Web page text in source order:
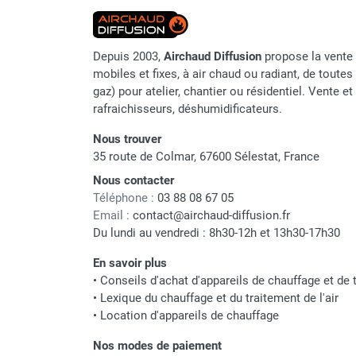
Chauffage électrique infrarouge
Chauffage mobile au fioul et GNR
Chauffage fioul soufflant avec
cheminée et réservoir intégré
cheminée à raccorder sur citerne
Chauffage fioul soufflant sans
cheminée à combustion directe
Chauffage fioul
infrarouge/rayonnant
Chauffage mobile au gaz propane /
Chauffage mobile au gaz à
combustion directe
Chauffage mobile au gaz à
Chauffage mobile au gaz rayonnant
Depuis 2003, Airchaud Diffusion propose la
mobiles et fixes, à air chaud ou radiant, de
gaz) pour atelier, chantier ou résidentiel. Vente
rafraichisseurs, déshumidificateurs.
Nous trouver
35 route de Colmar, 67600 Sélestat, France
Nous contacter
Téléphone : 03 88 08 67 05
Email : contact@airchaud-diffusion.fr
Du lundi au vendredi : 8h30-12h et 13h30-17h30
En savoir plus
• Conseils d'achat d'appareils de chauffage et de
• Lexique du chauffage et du traitement de l'air
• Location d'appareils de chauffage
Nos modes de paiement